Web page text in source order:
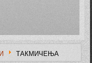
ТАКМИЧЕЊА